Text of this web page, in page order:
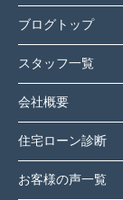
ブログトップ
スタッフ一覧
会社概要
住宅ローン診断
お客様の声一覧